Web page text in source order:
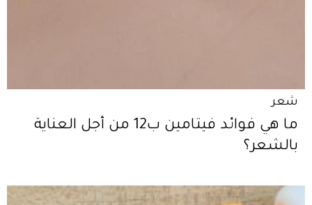
شعر
ما هي فوائد فيتامين ب12 من أجل العناية
بالشعر؟